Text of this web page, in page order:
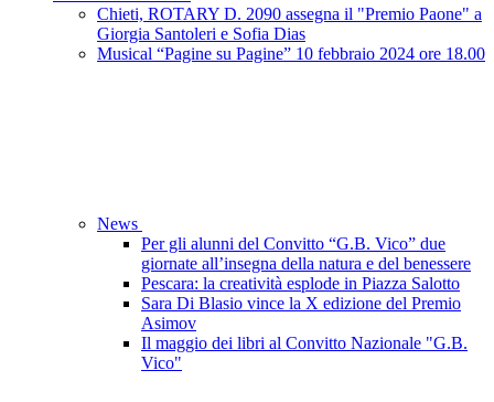
Chieti, ROTARY D. 2090 assegna il "Premio Paone" a
Giorgia Santoleri e Sofia Dias
Musical “Pagine su Pagine” 10 febbraio 2024 ore 18.00
News
Per gli alunni del Convitto “G.B. Vico” due
giornate all’insegna della natura e del benessere
Pescara: la creatività esplode in Piazza Salotto
Sara Di Blasio vince la X edizione del Premio
Asimov
Il maggio dei libri al Convitto Nazionale "G.B.
Vico"